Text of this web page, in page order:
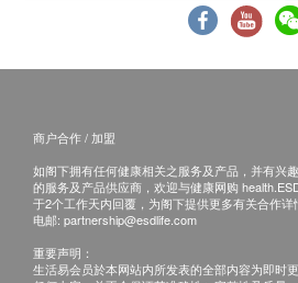
血液检查
红血球平均血红素浓度
红血球计数
红血球分布寛度
白血球
所有健康检查/服务并非作
health.ESDlife】并没有经营
有关此服务/产品的错漏或延
产品而引致的损失、损害、受
网购health.ESDlife概不负责
查询，须向提供服务之体检
商户合作 / 加盟
如阁下拥有任何健康相关之服务及产品，并有兴
的服务及产品供应商，欢迎与健康网购
于2个工作天内回覆，为阁下提供更多有关合作详
电邮: partnership@esdlife.com
重要声明：
生活易会员於本网站内所发表的全部内容为即时